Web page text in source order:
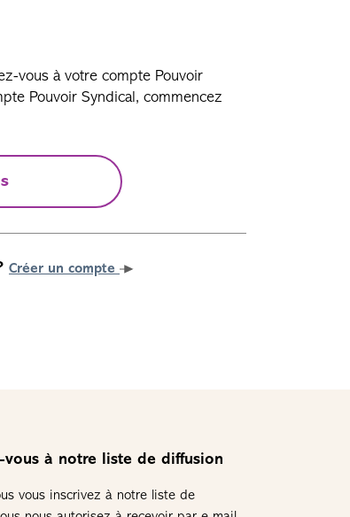
vous à votre compte Pouvoir
Pouvoir Syndical, commencez
Créer un compte
vous à notre liste de diffusion
vous inscrivez à notre liste de